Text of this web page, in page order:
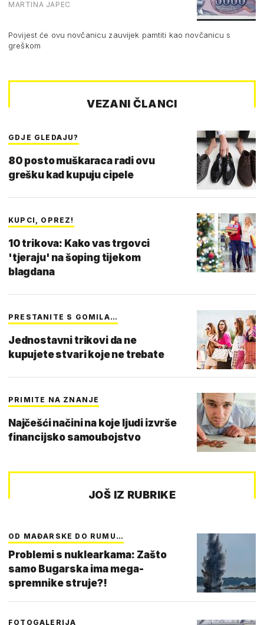
MARTINA JAPEC
Povijest će ovu novčanicu zauvijek pamtiti kao novčanicu s
greškom
VEZANI ČLANCI
GDJE GLEDAJU?
80 posto muškaraca radi ovu
grešku kad kupuju cipele
KUPCI, OPREZ!
10 trikova: Kako vas trgovci
'tjeraju' na šoping tijekom
blagdana
PRESTANITE S GOMILA…
Jednostavni trikovi da ne
kupujete stvari koje ne trebate
PRIMITE NA ZNANJE
Najčešći načini na koje ljudi izvrše
financijsko samoubojstvo
JOŠ IZ RUBRIKE
OD MAĐARSKE DO RUMU…
Problemi s nuklearkama: Zašto
samo Bugarska ima mega-
spremnike struje?!
FOTOGALERIJA